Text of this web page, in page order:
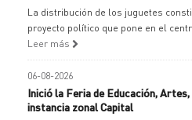
La distribución de los juguetes
proyecto político que pone en el
Leer más
06-08-2026
Inició la Feria de Educación,
instancia zonal Capital